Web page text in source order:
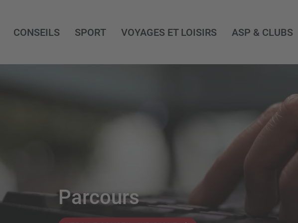
CONSEILS SPORT VOYAGES ET LOISIRS ASP & CLUBS
Parcours